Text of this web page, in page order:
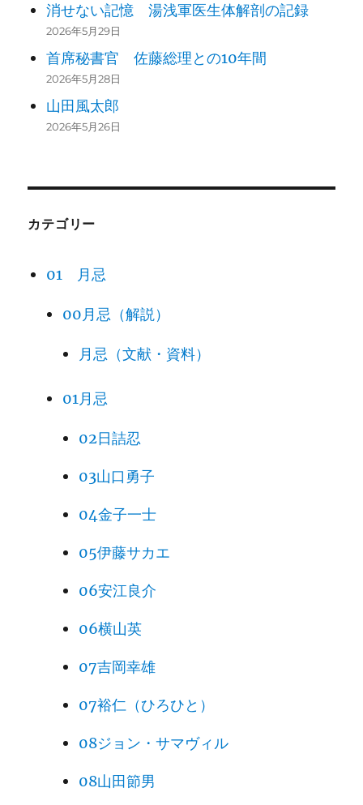
消せない記憶 湯浅軍医生体解剖の記録
2026年5月29日
首席秘書官 佐藤総理との10年間
2026年5月28日
山田風太郎
2026年5月26日
カテゴリー
01 月忌
00月忌（解説）
月忌（文献・資料）
01月忌
02日詰忍
03山口勇子
04金子一士
05伊藤サカエ
06安江良介
06横山英
07吉岡幸雄
07裕仁（ひろひと）
08ジョン・サマヴィル
08山田節男